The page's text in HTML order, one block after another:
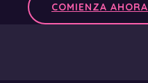
COMIENZA AHORA